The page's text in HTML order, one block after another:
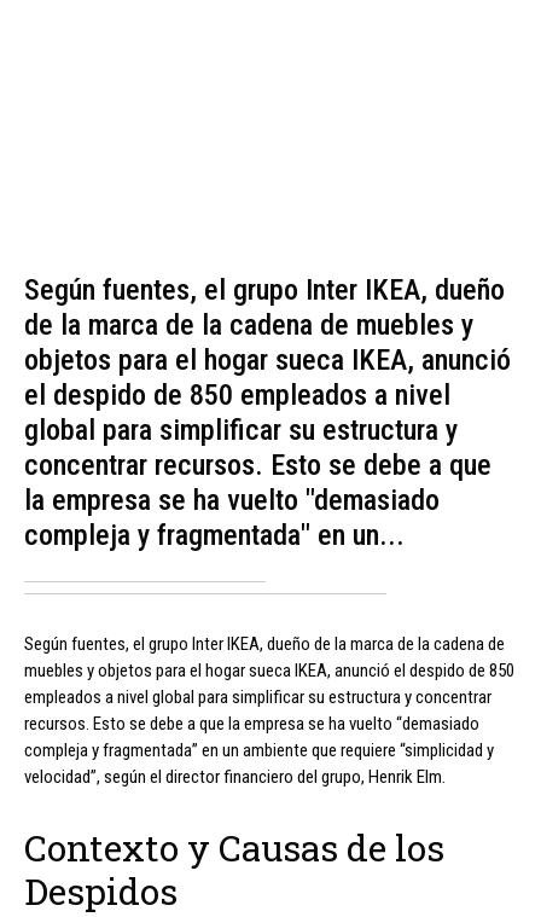
Según fuentes, el grupo Inter IKEA, dueño
de la marca de la cadena de muebles y
objetos para el hogar sueca IKEA, anunció
el despido de 850 empleados a nivel
global para simplificar su estructura y
concentrar recursos. Esto se debe a que
la empresa se ha vuelto "demasiado
compleja y fragmentada" en un...
Según fuentes, el grupo Inter IKEA, dueño de la marca de la cadena de
muebles y objetos para el hogar sueca IKEA, anunció el despido de 850
empleados a nivel global para simplificar su estructura y concentrar
recursos. Esto se debe a que la empresa se ha vuelto “demasiado
compleja y fragmentada” en un ambiente que requiere “simplicidad y
velocidad”, según el director financiero del grupo, Henrik Elm.
Contexto y Causas de los
Despidos